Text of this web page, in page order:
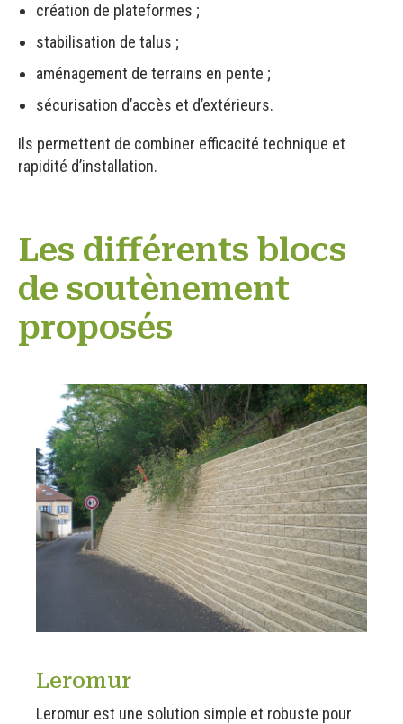
création de plateformes ;
stabilisation de talus ;
aménagement de terrains en pente ;
sécurisation d’accès et d’extérieurs.
Ils permettent de combiner efficacité technique et
rapidité d’installation.
Les différents blocs
de soutènement
proposés
Leromur
Leromur est une solution simple et robuste pour